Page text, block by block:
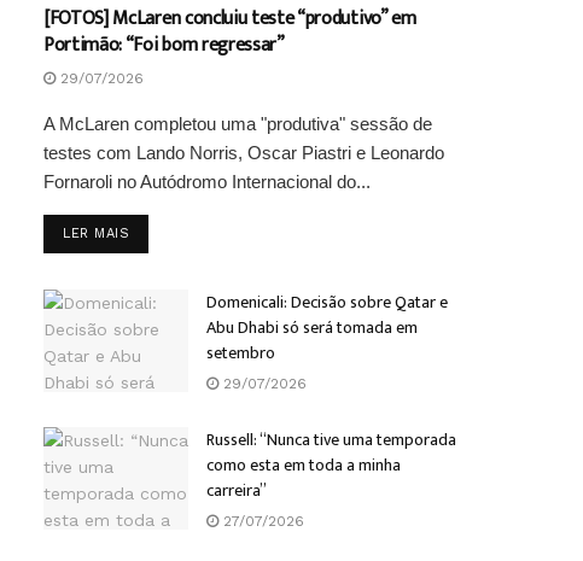
[FOTOS] McLaren concluiu teste “produtivo” em
Portimão: “Foi bom regressar”
29/07/2026
A McLaren completou uma "produtiva" sessão de
testes com Lando Norris, Oscar Piastri e Leonardo
Fornaroli no Autódromo Internacional do...
LER MAIS
Domenicali: Decisão sobre Qatar e
Abu Dhabi só será tomada em
setembro
29/07/2026
Russell: “Nunca tive uma temporada
como esta em toda a minha
carreira”
27/07/2026